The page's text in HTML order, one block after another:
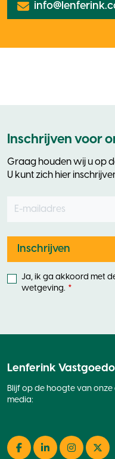
Inschrijven voor
Graag houden wij u op
U kunt zich hier
Leave
blank
Inschrijven
Ja, ik ga akkoord met
wetgeving.
Lenferink
Blijf op de hoogte van
media:
Facebook
LinkedInInstagram